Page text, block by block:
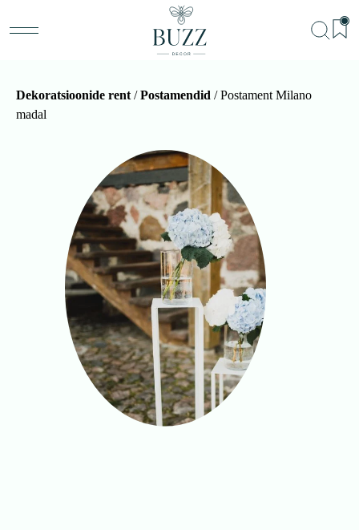
Dekoratsioonide rent /Postamendid / Postament Milano
madal